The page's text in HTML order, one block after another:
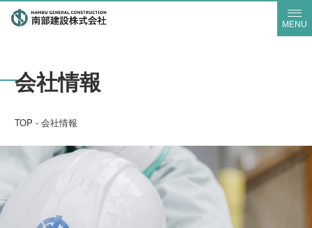
MENU
会社情報
TOP -会社情報